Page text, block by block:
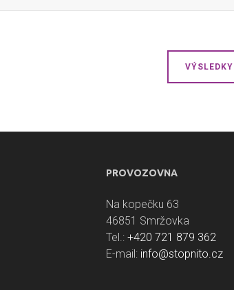
PROVOZOVNA
Na kopečku 63
46851 Smržovka
Tel.: +420 721 879 362
E-mail: info@stopnito.cz